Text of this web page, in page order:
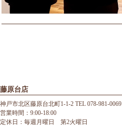
藤原台店
神戸市北区藤原台北町1-1-2 TEL 078-981-0069
営業時間：9:00-18:00
定休日：毎週月曜日 第2火曜日